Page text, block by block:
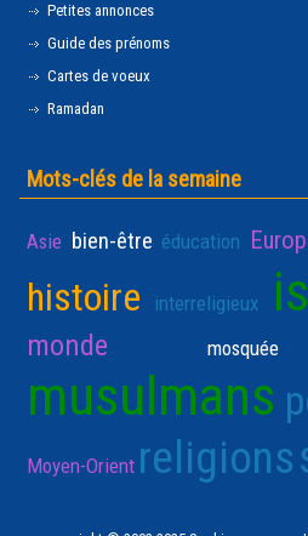
Petites annonces
Guide des prénoms
Cartes de voeux
Ramadan
Mots-clés de la semaine
Asie bien-être éducation
histoire interreligieux
monde mosquée
musulmans
Moyen-Orient religions